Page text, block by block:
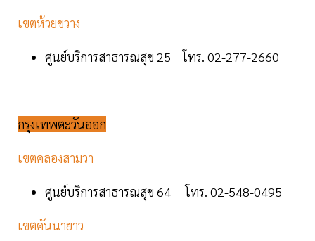
เขตห้วยขวาง
ศูนย์บริการสาธารณสุข 25 โทร. 02-277-2660
กรุงเทพตะวันออก
เขตคลองสามวา
ศูนย์บริการสาธารณสุข 64 โทร. 02-548-0495
เขตคันนายาว